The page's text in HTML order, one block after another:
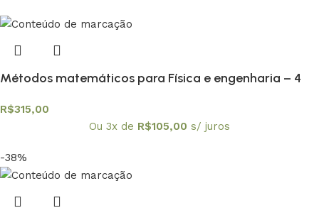
Métodos matemáticos para Física e engenharia – 4
R$315,00
Ou 3x de R$105,00 s/ juros
-38%